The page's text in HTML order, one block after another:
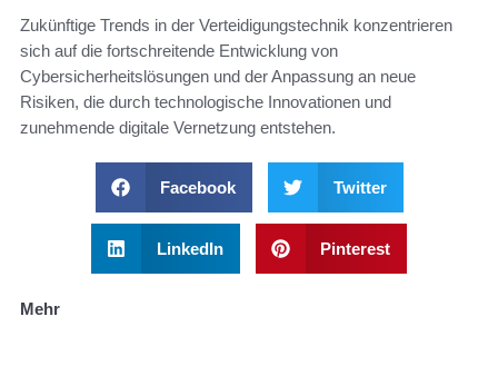
Zukünftige Trends in der Verteidigungstechnik konzentrieren
sich auf die fortschreitende Entwicklung von
Cybersicherheitslösungen und der Anpassung an neue
Risiken, die durch technologische Innovationen und
zunehmende digitale Vernetzung entstehen.
Facebook Twitter
LinkedIn Pinterest
Mehr